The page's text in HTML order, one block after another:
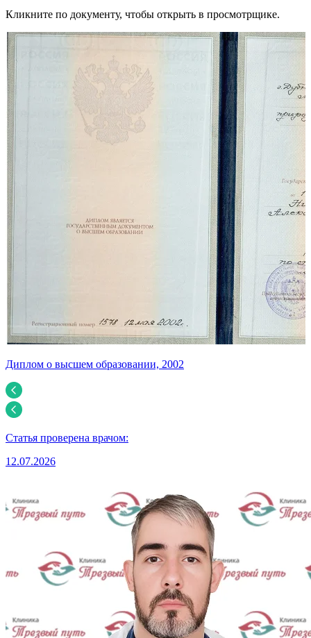
Кликните по документу, чтобы открыть в просмотрщике.
Диплом о высшем образовании, 2002
Статья проверена врачом:
12.07.2026